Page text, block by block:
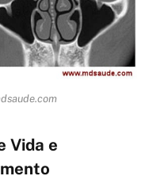
Vida e